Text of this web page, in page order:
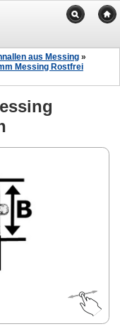
aus Messing »
Messing Rostfrei